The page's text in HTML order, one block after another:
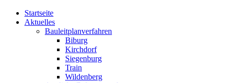
Startseite
Aktuelles
Bauleitplanverfahren
Biburg
Kirchdorf
Siegenburg
Train
Wildenberg